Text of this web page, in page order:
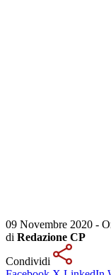
09 Novembre 2020 -
di Redazione CP
Condividi